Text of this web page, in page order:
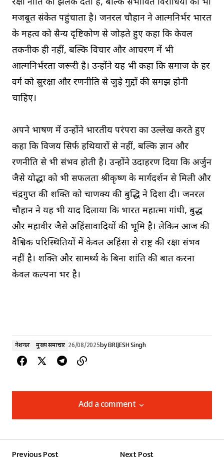
मजबूत संकेत पहुंचाता है। जनरल चौहान ने आत्मनिर्भर भारत
के महत्व को सैन्य दृष्टिकोण से जोड़ते हुए कहा कि केवल
तकनीक ही नहीं, बल्कि विचार और आचरण में भी
आत्मनिर्भरता जरूरी है। उन्होंने यह भी कहा कि समाज के हर
वर्ग को सुरक्षा और रणनीति से जुड़े मुद्दों की समझ होनी
चाहिए।
अपने भाषण में उन्होंने भारतीय परंपरा का उल्लेख करते हुए
कहा कि विजय सिर्फ हथियारों से नहीं, बल्कि ज्ञान और
रणनीति से भी संभव होती है। उन्होंने उदाहरण दिया कि अर्जुन
जैसे योद्धा को भी सफलता श्रीकृष्ण के मार्गदर्शन से मिली और
चंद्रगुप्त की शक्ति को चाणक्य की बुद्धि ने दिशा दी। जनरल
चौहान ने यह भी याद दिलाया कि भारत महात्मा गांधी, बुद्ध
और महावीर जैसे अहिंसावादियों की भूमि है। लेकिन आज की
वैश्विक परिस्थितियों में केवल अहिंसा से राष्ट्र की रक्षा संभव
नहीं है। शक्ति और सामर्थ्य के बिना शांति की बात करना
केवल कल्पना भर है।
नेशनल मुख्य समाचार 26/08/2025byBRIJESH Singh
Add a comment
Add a comment
Previous Post
Next Post